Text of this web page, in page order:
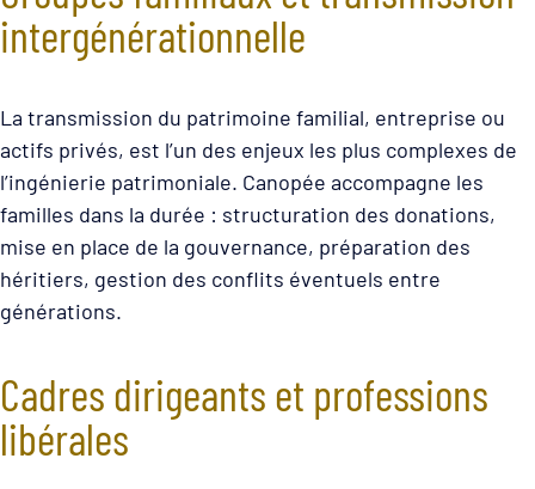
intergénérationnelle
La transmission du patrimoine familial, entreprise ou
actifs privés, est l’un des enjeux les plus complexes de
l’ingénierie patrimoniale. Canopée accompagne les
familles dans la durée : structuration des donations,
mise en place de la gouvernance, préparation des
héritiers, gestion des conflits éventuels entre
générations.
Cadres dirigeants et professions
libérales